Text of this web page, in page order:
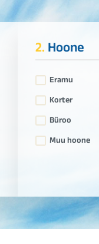
2.Hoone
Eramu
Korter
Büroo
Muu hoone